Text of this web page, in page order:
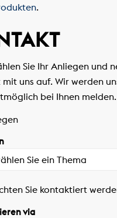
.
Sie Ihr Anliegen und
uns auf. Wir werden
bei Ihnen melden.
Sie kontaktiert
via